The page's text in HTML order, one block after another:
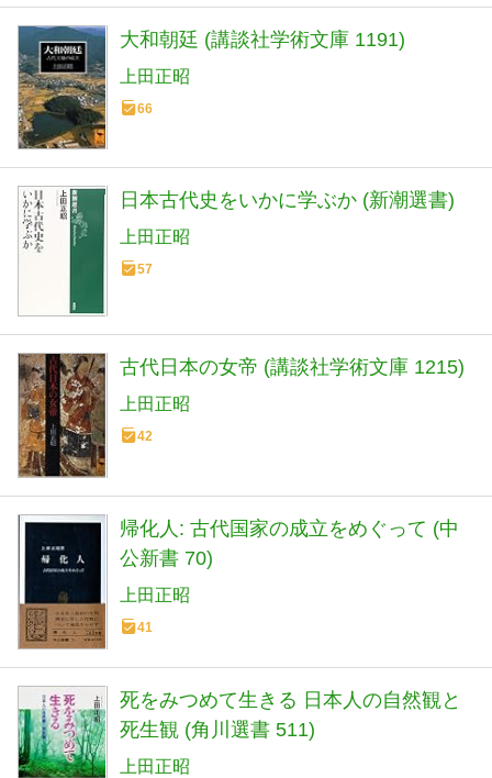
大和朝廷 (講談社学術文庫 1191)
上田正昭
66
日本古代史をいかに学ぶか (新潮選書)
上田正昭
57
古代日本の女帝 (講談社学術文庫 1215)
上田正昭
42
帰化人: 古代国家の成立をめぐって (中
公新書 70)
上田正昭
41
死をみつめて生きる 日本人の自然観と
死生観 (角川選書 511)
上田正昭